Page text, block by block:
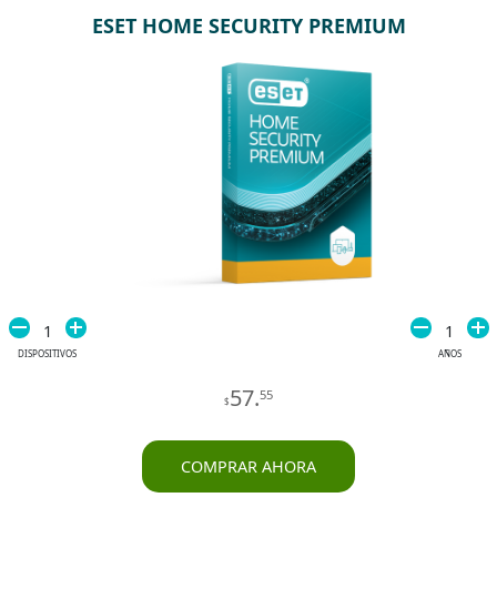
ESET HOME SECURITY PREMIUM
1
DISPOSITIVOS
1
AÑOS
$57.55
COMPRAR AHORA